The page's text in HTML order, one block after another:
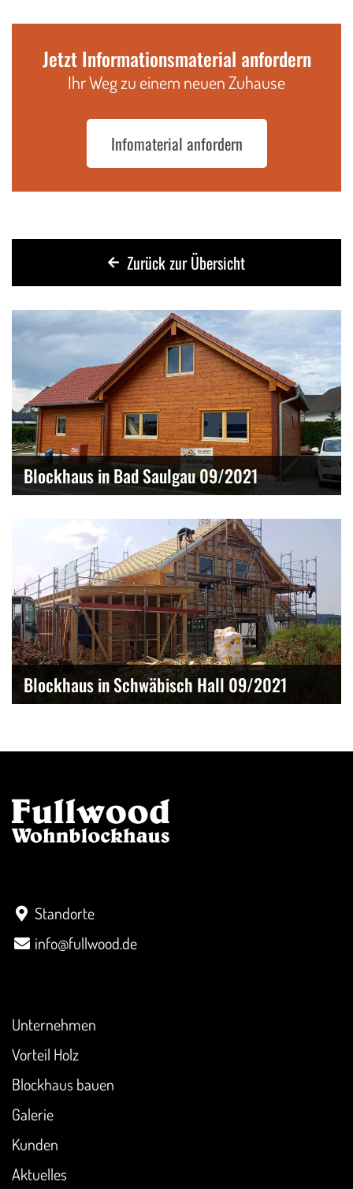
Jetzt Informationsmaterial anfordern
Ihr Weg zu einem neuen Zuhause
Infomaterial anfordern
Zurück zur Übersicht
Blockhaus in Bad Saulgau 09/2021
Blockhaus in Schwäbisch Hall 09/2021
Standorte
info@fullwood.de
Unternehmen
Vorteil Holz
Blockhaus bauen
Galerie
Kunden
Aktuelles